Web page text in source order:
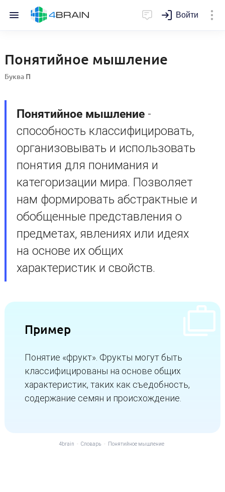
Войти
Понятийное мышление
Буква П
Понятийное мышление-
способность классифицировать,
организовывать и использовать
понятия для понимания и
категоризации мира. Позволяет
нам формировать абстрактные и
обобщенные представления о
предметах, явлениях или идеях
на основе их общих
характеристик и свойств.
Пример
Понятие «фрукт». Фрукты могут быть
классифицированы на основе общих
характеристик, таких как съедобность,
содержание семян и происхождение.
4brain - Словарь - Понятийное мышление